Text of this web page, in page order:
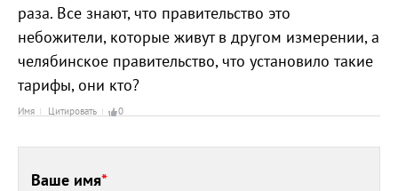
раза. Все знают, что правительство это
небожители, которые живут в другом измерении, а
челябинское правительство, что установило такие
тарифы, они кто?
Имя Цитировать 0
Ваше имя*